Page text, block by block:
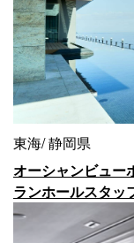
東海 静岡県
オーシャンビュー
ランホールスタッ